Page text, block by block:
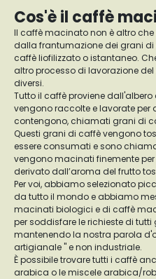
Cos'è il caffè
Il caffè macinato non è altro
dalla frantumazione dei grani
caffè liofilizzato o istantaneo.
altro processo di lavorazione
diversi.
Tutto il caffè proviene
vengono raccolte e lavorate per
contengono, chiamati grani di
Questi grani di caffè vengono
essere consumati e sono
vengono macinati finemente
derivato dall’aroma del frutto
Per voi, abbiamo selezionato
da tutto il mondo e abbiamo
macinati biologici e di caffè
per soddisfare le richieste di
mantenendo la nostra parola
artigianale " e non industriale.
È possibile trovare tutti i caffè
arabica o le miscele arabica/